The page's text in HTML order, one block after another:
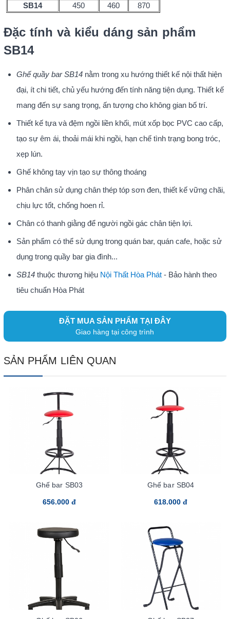
SB14
450 460 870
Đặc tính và kiểu dáng sản phẩm
SB14
Ghế quầy bar SB14nằm trong xu hướng thiết kế nội thất hiện
đại, ít chi tiết, chủ yếu hướng đến tính năng tiện dụng. Thiết kế
mang đến sự sang trọng, ấn tượng cho không gian bố trí.
Thiết kế tựa và đệm ngồi liền khối, mút xốp bọc PVC cao cấp,
tạo sự êm ái, thoải mái khi ngồi, hạn chế tình trạng bong tróc,
xẹp lún.
Ghế không tay vịn tạo sự thông thoáng
Phân chân sử dụng chân thép tóp sơn đen, thiết kế vững chãi,
chịu lực tốt, chống hoen rỉ.
Chân có thanh giằng để người ngồi gác chân tiện lợi.
Sản phẩm có thể sử dụng trong quán bar, quán cafe, hoặc sử
dụng trong quầy bar gia đình...
SB14thuộc thương hiệu Nội Thất Hòa Phát- Bảo hành theo
tiêu chuẩn Hòa Phát
ĐẶT MUA SẢN PHẨM TẠI ĐÂY
Giao hàng tại công trình
SẢN PHẨM LIÊN QUAN
Ghế bar SB03
656.000 đ
Ghế bar SB04
618.000 đ